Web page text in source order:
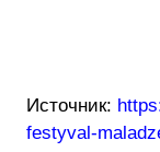
Источник:
festyval-